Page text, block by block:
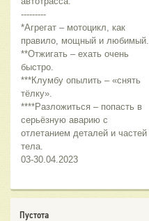
---------
*Агрегат – мотоцикл, как
правило, мощный и любимый.
**Отжигать – ехать очень
быстро.
***Клумбу опылить – «снять
тёлку».
****Разложиться – попасть в
серьёзную аварию с
отлетанием деталей и частей
тела.
03-30.04.2023
Пустота